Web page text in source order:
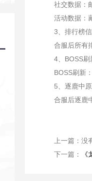
社交数据：
活动数据：
3、排行榜
合服后所有
4、BOSS刷
BOSS刷新
5、逐鹿中
合服后逐鹿
上一篇： 没
下一篇：